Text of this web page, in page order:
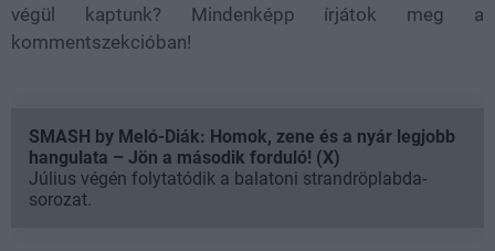
végül kaptunk? Mindenképp írjátok meg a
kommentszekcióban!
SMASH by Meló-Diák: Homok, zene és a nyár legjobb
hangulata – Jön a második forduló! (X)
Július végén folytatódik a balatoni strandröplabda-
sorozat.